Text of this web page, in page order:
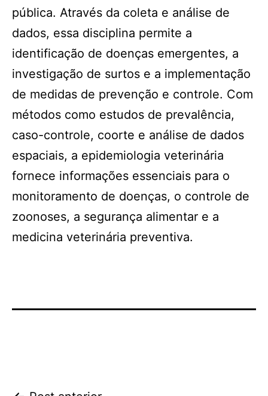
pública. Através da coleta e análise de
dados, essa disciplina permite a
identificação de doenças emergentes, a
investigação de surtos e a implementação
de medidas de prevenção e controle. Com
métodos como estudos de prevalência,
caso-controle, coorte e análise de dados
espaciais, a epidemiologia veterinária
fornece informações essenciais para o
monitoramento de doenças, o controle de
zoonoses, a segurança alimentar e a
medicina veterinária preventiva.